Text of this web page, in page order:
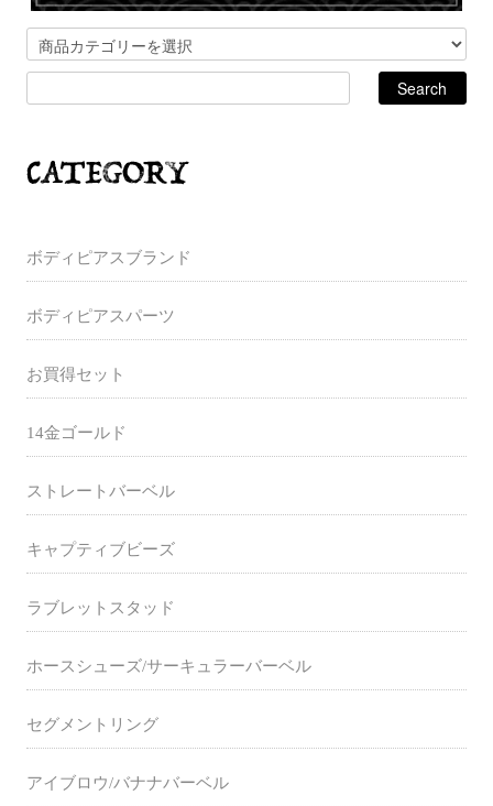
ボディピアスブランド
ボディピアスパーツ
お買得セット
14金ゴールド
ストレートバーベル
キャプティブビーズ
ラブレットスタッド
ホースシューズ/サーキュラーバーベル
セグメントリング
アイブロウ/バナナバーベル